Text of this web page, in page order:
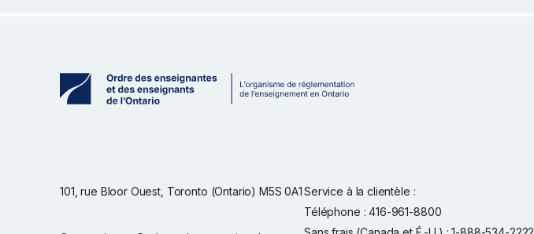
101, rue Bloor Ouest, Toronto (Ontario) M5S 0A1Service à la clientèle :
Téléphone : 416-961-8800